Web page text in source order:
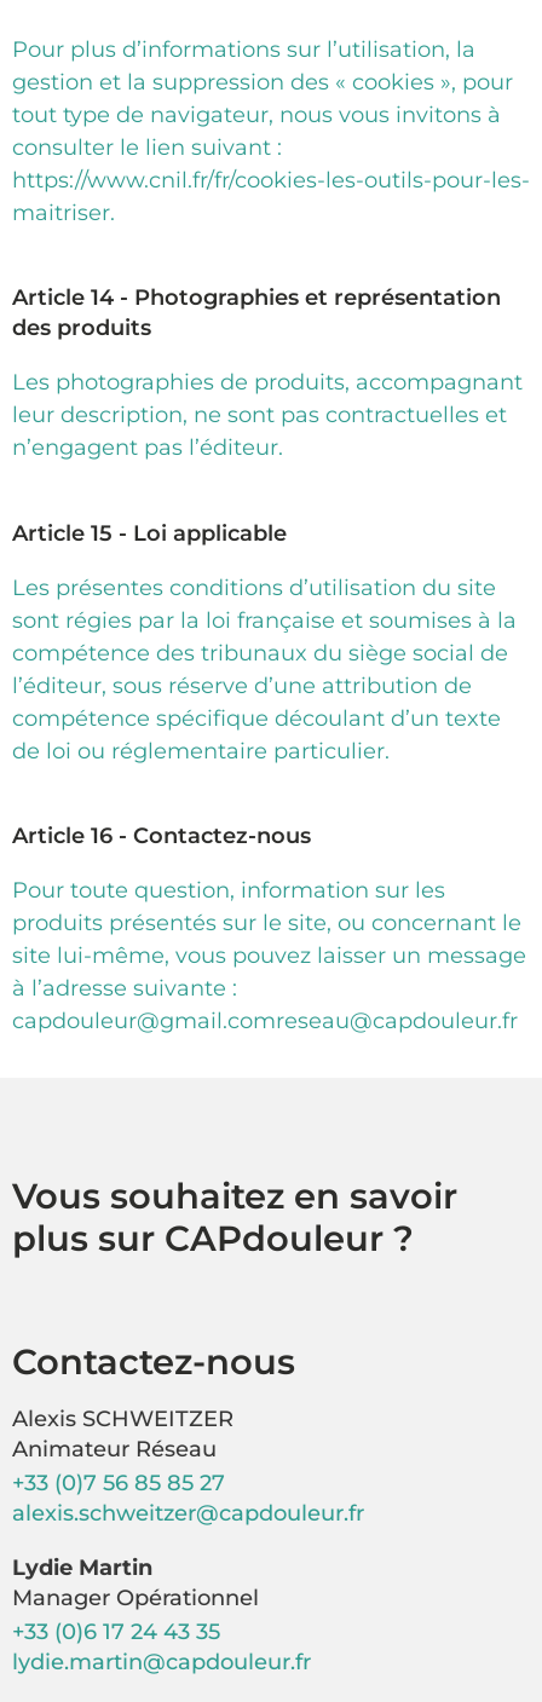
Pour plus d’informations sur l’utilisation, la
gestion et la suppression des « cookies », pour
tout type de navigateur, nous vous invitons à
consulter le lien suivant :
https://www.cnil.fr/fr/cookies-les-outils-pour-les-
maitriser.
Article 14 - Photographies et représentation
des produits
Les photographies de produits, accompagnant
leur description, ne sont pas contractuelles et
n’engagent pas l’éditeur.
Article 15 - Loi applicable
Les présentes conditions d’utilisation du site
sont régies par la loi française et soumises à la
compétence des tribunaux du siège social de
l’éditeur, sous réserve d’une attribution de
compétence spécifique découlant d’un texte
de loi ou réglementaire particulier.
Article 16 - Contactez-nous
Pour toute question, information sur les
produits présentés sur le site, ou concernant le
site lui-même, vous pouvez laisser un message
à l’adresse suivante :
capdouleur@gmail.comreseau@capdouleur.fr
Vous souhaitez en savoir
plus sur CAPdouleur ?
Contactez-nous
Alexis SCHWEITZER
Animateur Réseau
+33 (0)7 56 85 85 27
alexis.schweitzer@capdouleur.fr
Lydie Martin
Manager Opérationnel
+33 (0)6 17 24 43 35
lydie.martin@capdouleur.fr